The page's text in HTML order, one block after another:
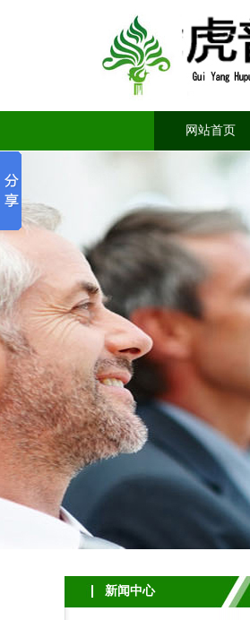
网站首页
新闻中心